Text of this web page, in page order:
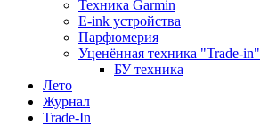
Техника Garmin
E-ink устройства
Парфюмерия
Уценённая техника "Trade-in"
БУ техника
Лето
Журнал
Trade-In